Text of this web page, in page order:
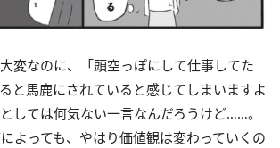
変なのに、「頭空っぽにして仕事してた
と馬鹿にされていると感じてしまいますよ
しては何気ない一言なんだろうけど……。
よっても、やはり価値観は変わっていくの